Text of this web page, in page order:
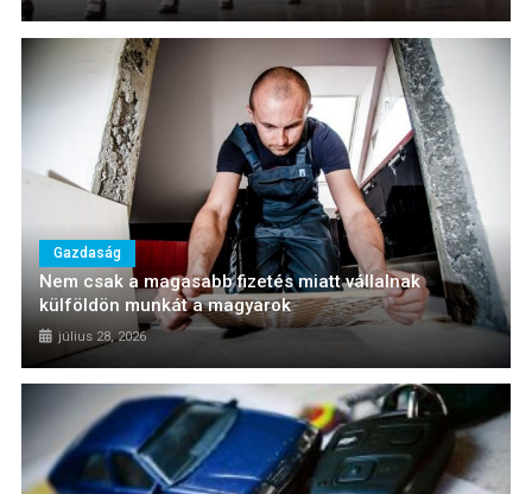
Gazdaság
Nem csak a magasabb fizetés miatt vállalnak
külföldön munkát a magyarok
július 28, 2026